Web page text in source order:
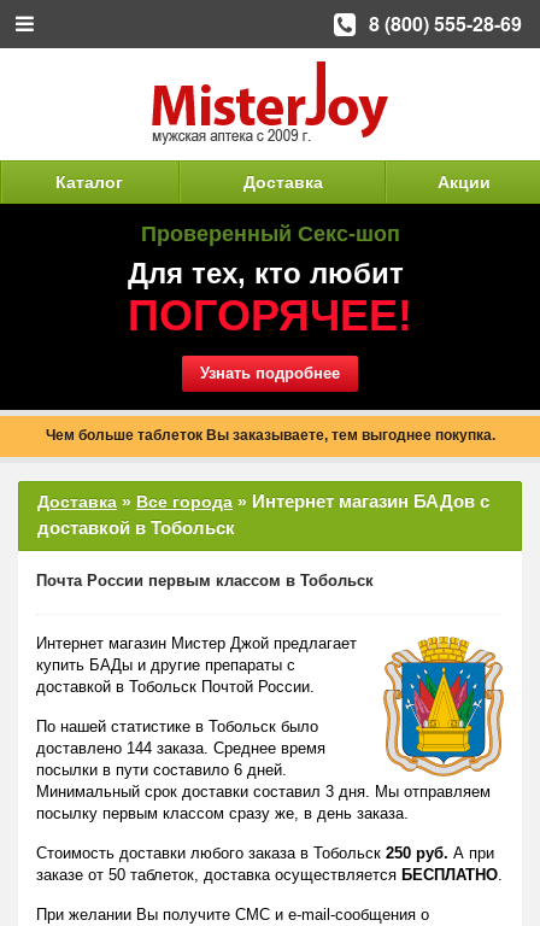
Каталог Доставка Акции
Проверенный Секс-шоп
Для тех, кто любит
ПОГОРЯЧЕЕ!
Узнать подробнее
Чем больше таблеток Вы заказываете, тем выгоднее покупка.
Доставка » Все города » Интернет магазин БАДов с
доставкой в Тобольск
Почта России первым классом в Тобольск
Интернет магазин Мистер Джой предлагает
купить БАДы и другие препараты с
доставкой в Тобольск Почтой России.
По нашей статистике в Тобольск было
доставлено 144 заказа. Среднее время
посылки в пути составило 6 дней.
Минимальный срок доставки составил 3 дня. Мы отправляем
посылку первым классом сразу же, в день заказа.
Стоимость доставки любого заказа в Тобольск 250 руб. А при
заказе от 50 таблеток, доставка осуществляется БЕСПЛАТНО.
При желании Вы получите СМС и e-mail-сообщения о
8 (800) 555-28-69